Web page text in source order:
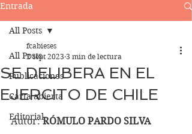
Entrada
All Posts
Publicaciones
Carta abierta
Editorial
All Posts
SE DELIBERA EN EL
EJERCITO DE CHILE
fcabieses
2 sept 2023 3 min de lectura
Autor: RÓMULO PARDO SILVA